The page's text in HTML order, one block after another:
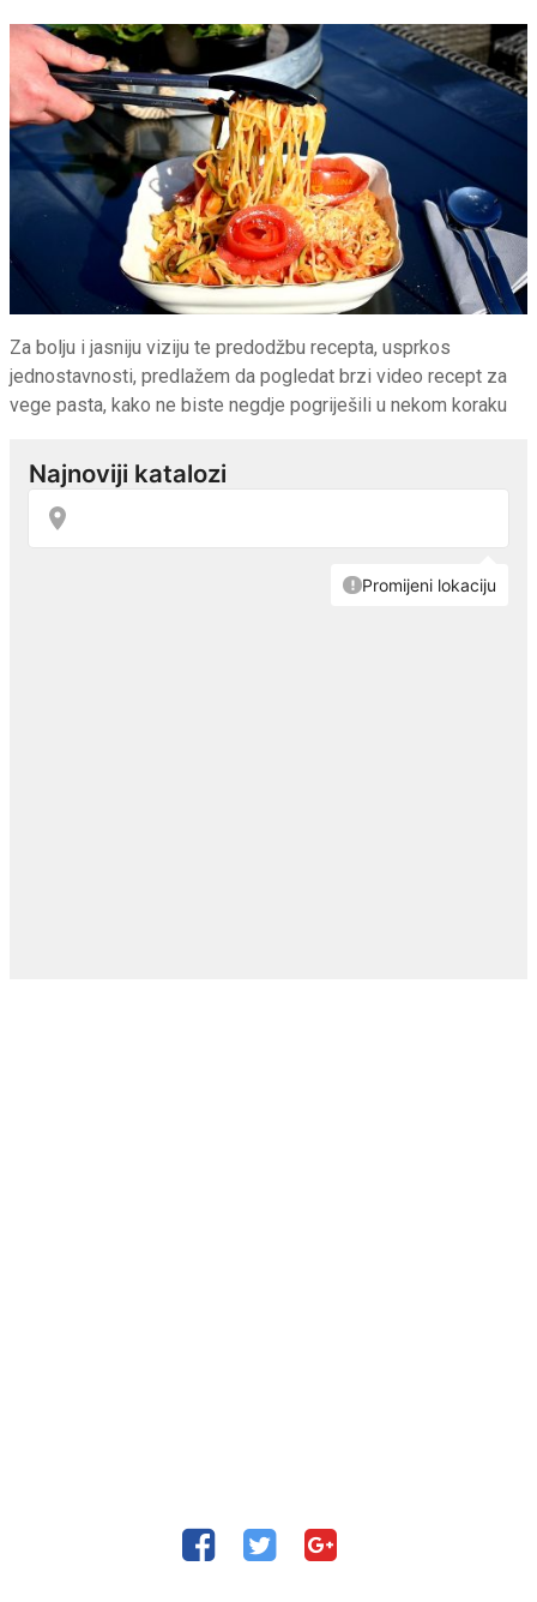
Za bolju i jasniju viziju te predodžbu recepta, usprkos
jednostavnosti, predlažem da pogledat brzi video recept za
vege pasta, kako ne biste negdje pogriješili u nekom koraku